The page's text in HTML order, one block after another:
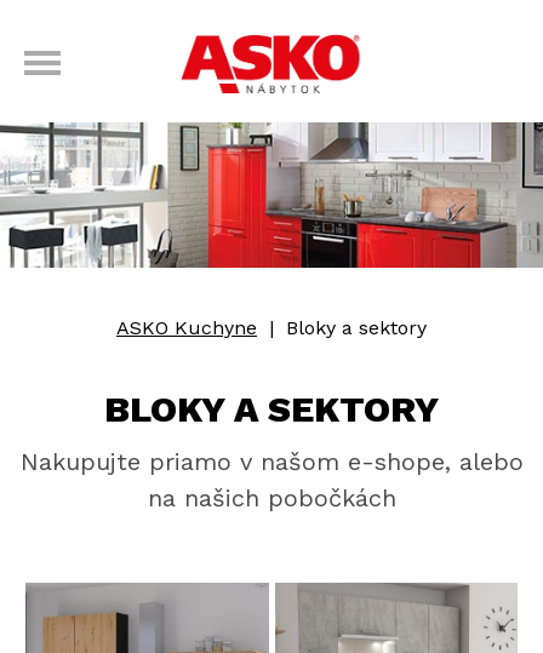
ASKO Kuchyne | Bloky a sektory
BLOKY A SEKTORY
Nakupujte priamo v našom e-shope, alebo
na našich pobočkách